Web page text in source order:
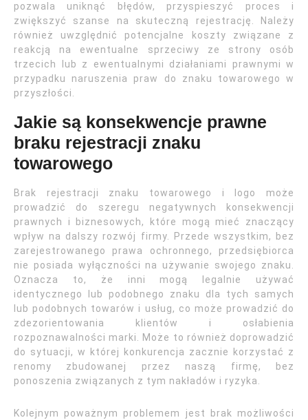
pozwala uniknąć błędów, przyspieszyć proces i
zwiększyć szanse na skuteczną rejestrację. Należy
również uwzględnić potencjalne koszty związane z
reakcją na ewentualne sprzeciwy ze strony osób
trzecich lub z ewentualnymi działaniami prawnymi w
przypadku naruszenia praw do znaku towarowego w
przyszłości.
Jakie są konsekwencje prawne
braku rejestracji znaku
towarowego
Brak rejestracji znaku towarowego i logo może
prowadzić do szeregu negatywnych konsekwencji
prawnych i biznesowych, które mogą mieć znaczący
wpływ na dalszy rozwój firmy. Przede wszystkim, bez
zarejestrowanego prawa ochronnego, przedsiębiorca
nie posiada wyłączności na używanie swojego znaku.
Oznacza to, że inni mogą legalnie używać
identycznego lub podobnego znaku dla tych samych
lub podobnych towarów i usług, co może prowadzić do
zdezorientowania klientów i osłabienia
rozpoznawalności marki. Może to również doprowadzić
do sytuacji, w której konkurencja zacznie korzystać z
renomy zbudowanej przez naszą firmę, bez
ponoszenia związanych z tym nakładów i ryzyka.
Kolejnym poważnym problemem jest brak możliwości